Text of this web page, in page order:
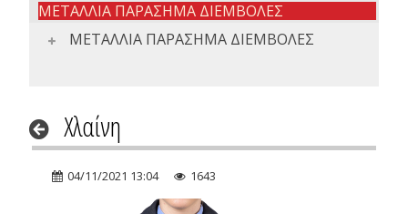
ΜΕΤΑΛΛΙΑ ΠΑΡΑΣΗΜΑ ΔΙΕΜΒΟΛΕΣ
ΜΕΤΑΛΛΙΑ ΠΑΡΑΣΗΜΑ ΔΙΕΜΒΟΛΕΣ
Χλαίνη
04/11/2021 13:04 1643